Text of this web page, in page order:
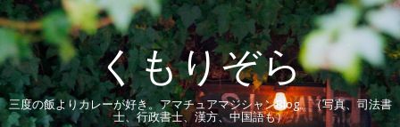
くもりぞら
三度の飯よりカレーが好き。アマチュアマジシャンBlog。（写真、司法書
士、行政書士、漢方、中国語も）